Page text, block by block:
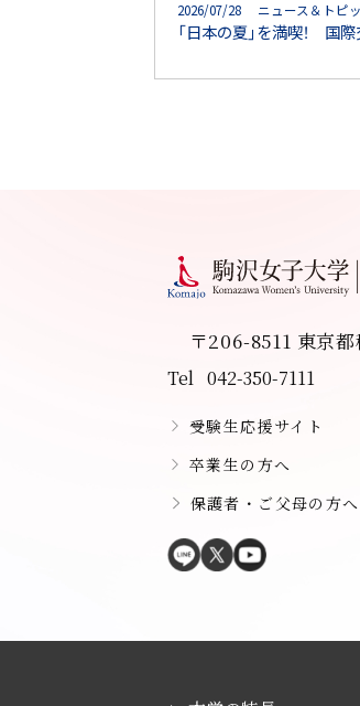
2026/07/28 ニュース＆トピ
「日本の夏」を満喫！ 国
〒206-8511 東京
Tel 042-350-7111
受験生応援サイト
卒業生の方へ
保護者・ご父母の方へ